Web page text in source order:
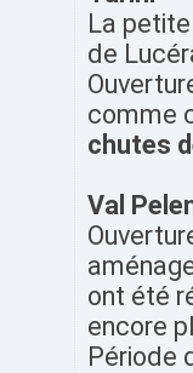
La
de
comme
chutes
Val
ont été
encore
Période